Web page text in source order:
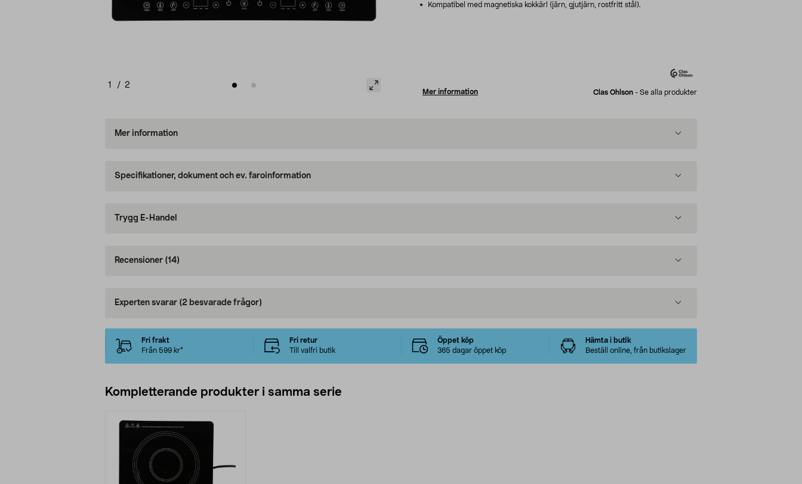
1 / 2
Kompatibel med magnetiska kokkärl (järn, gjutjärn, rostfritt stål).
Mer information Clas Ohlson - Se alla produkter
Mer information
Specifikationer, dokument och ev. faroinformation
Trygg E-Handel
Recensioner (14)
Experten svarar (2 besvarade frågor)
Fri frakt
Från 599 kr*
Fri retur
Till valfri butik
Öppet köp
365 dagar öppet köp
Hämta i butik
Beställ online, från butikslager
Kompletterande produkter i samma serie